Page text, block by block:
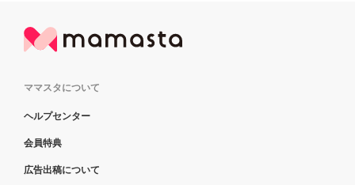
ママスタについて
ヘルプセンター
会員特典
広告出稿について